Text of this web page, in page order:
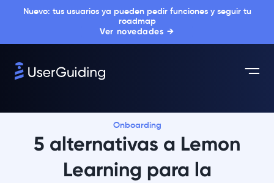
Nuevo: tus usuarios ya pueden pedir funciones y seguir tu
roadmap
Ver novedades →
Onboarding
5 alternativas a Lemon
Learning para la